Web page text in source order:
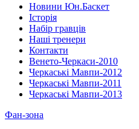
Новини Юн.Баскет
Історія
Набір гравців
Наші тренери
Контакти
Венето-Черкаси-2010
Черкаські Мавпи-2012
Черкаські Мавпи-2011
Черкаські Мавпи-2013
Фан-зона